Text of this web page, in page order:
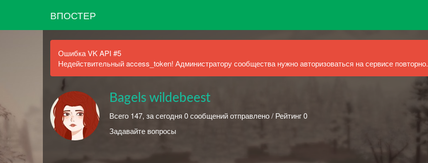
ВПОСТЕР
Ошибка VK API #5
Недействительный access_token! Администратору сообщества нужно авторизоваться на сервисе повторно.
Bagels wildebeest
Всего 147, за сегодня 0 сообщений отправлено / Рейтинг 0
Задавайте вопросы